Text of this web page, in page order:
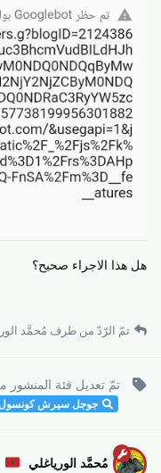
هل هذا الاجراء صحيح؟
تمّ الرّدّ من طرف مُحمَّد
تمّ تعديل فئة
جوجل سيرش كونسول
مُحمَّد الورياغلي